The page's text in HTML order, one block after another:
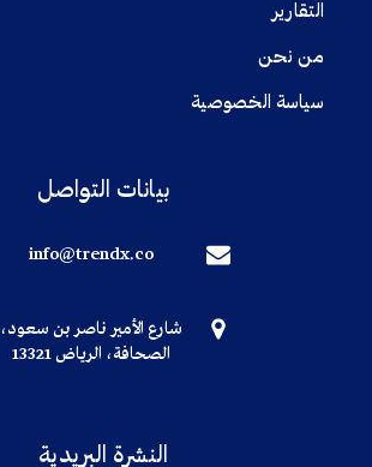
التقارير
من نحن
سياسة الخصوصية
بيانات التواصل
info@trendx.co
شارع الأمير ناصر بن سعود،
الصحافة، الرياض 13321
النشرة البريدية